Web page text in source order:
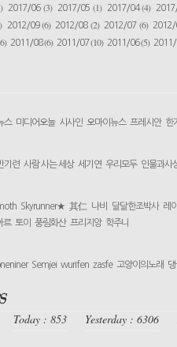
2017/06(3) 2017/05 (1) 2017/04(4)
2012/09(6) 2012/08 (2) 2012/07 (6)
2011/08(6) 2011/07(10) 2011/06(5)
스 미디어오늘 시사인 오마이뉴스 프레시안 한
기련 사람 사는 세상 세기연 우리모두 인물과사
Skyrunner★ 其仁 나비 달달한조박사 레
르 토이 풍림화산 프리지앙 학주니
Semjei wurifen zasfe 고양이의노래
Today : 853 Yesterday : 6306